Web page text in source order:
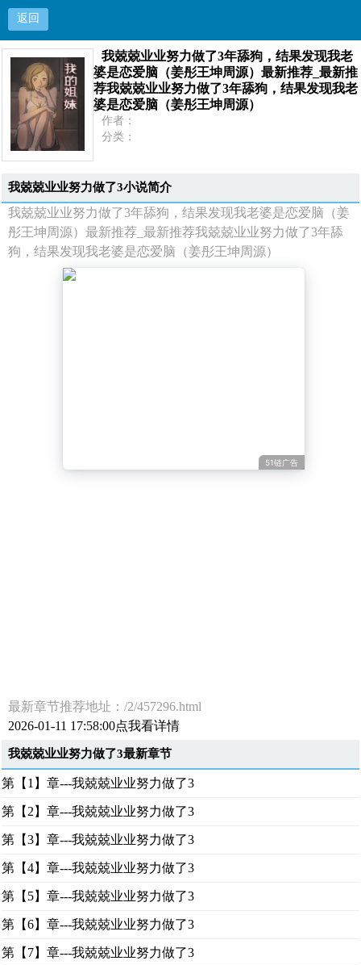
返回
我兢兢业业努力做了3年舔狗，结果发现我老婆是
恋爱脑（姜彤王坤周源）最新推荐_最新推荐我兢
兢业业努力做了3年舔狗，结果发现我老婆是恋爱
脑（姜彤王坤周源）
首页
我兢兢业业努力做了3年舔狗，结果发现我老
婆是恋爱脑（姜彤王坤周源）最新推荐_最新推
荐我兢兢业业努力做了3年舔狗，结果发现我老
婆是恋爱脑（姜彤王坤周源）
作者：
分类：
最新：
我兢兢业业努力做了3小说简介
我兢兢业业努力做了3年舔狗，结果发现我老婆是恋爱脑（姜
彤王坤周源）最新推荐_最新推荐我兢兢业业努力做了3年舔
狗，结果发现我老婆是恋爱脑（姜彤王坤周源）
51链广告
最新章节推荐地址：/2/457296.html
2026-01-11 17:58:00点我看详情
我兢兢业业努力做了3最新章节
第【1】章---我兢兢业业努力做了3
第【2】章---我兢兢业业努力做了3
第【3】章---我兢兢业业努力做了3
第【4】章---我兢兢业业努力做了3
第【5】章---我兢兢业业努力做了3
第【6】章---我兢兢业业努力做了3
第【7】章---我兢兢业业努力做了3